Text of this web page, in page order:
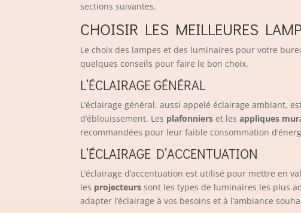
sections suivantes.
CHOISIR LES MEILLEURES
Le choix des lampes et des luminaires pour votre
quelques conseils pour faire le bon choix.
L’ÉCLAIRAGE GÉNÉRAL
L’éclairage général, aussi appelé éclairage ambiant,
d’éblouissement. Les plafonniers et lesappliques
recommandées pour leur faible consommation
L’ÉCLAIRAGE D’ACCENTUATION
L’éclairage d’accentuation est utilisé pour mettre en
les projecteurs sont les types de luminaires les plus
adapter l’éclairage à vos besoins et à l’ambiance